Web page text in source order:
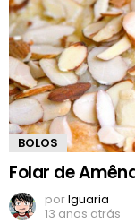
BOLOS
Folar de
porIguaria
13 anos atrás